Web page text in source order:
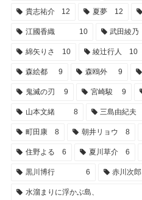
貴志祐介 12 夏夢 12
江國香織 10 武田綾乃
綿矢りさ 10 綾辻行人 10
森絵都 9 森鴎外 9
鬼滅の刃 9 宮崎駿 9
山本文緒 8 三島由紀夫
町田康 8 朝井リョウ 8
住野よる 6 夏川草介 6
黒川博行 6 赤川次郎
水溜まりに浮かぶ島、